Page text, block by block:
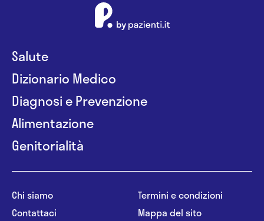
Salute
Dizionario Medico
Diagnosi e Prevenzione
Alimentazione
Genitorialità
Chi siamo
Contattaci
Termini e condizioni
Mappa del sito